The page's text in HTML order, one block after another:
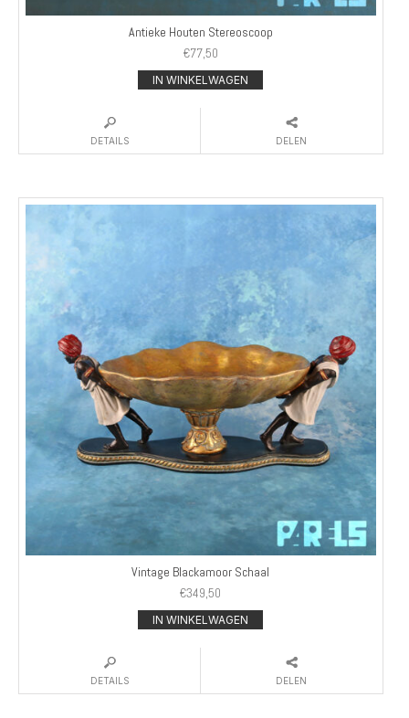
Antieke Houten Stereoscoop
€77,50
IN WINKELWAGEN
DETAILS DELEN
Vintage Blackamoor Schaal
€349,50
IN WINKELWAGEN
DETAILS DELEN